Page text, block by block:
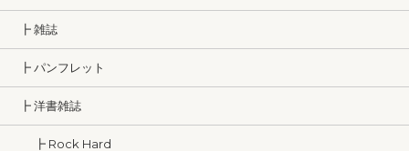
┣ 雑誌
┣ パンフレット
┣ 洋書雑誌
┣ Rock Hard